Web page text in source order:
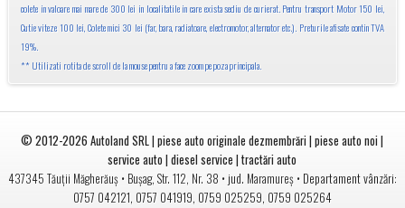
colete in valoare mai mare de 300 lei in localitatile in care exista sediu de curierat. Pentru transport Motor 150 lei,
Cutie viteze 100 lei, Colete mici 30 lei (far, bara, radiatoare, electromotor, alternator etc.). Preturile afisate contin TVA
19%.
** Utilizati rotita de scroll de la mouse pentru a face zoom pe poza principala.
© 2012-2026Autoland SRL | piese auto originale dezmembrări | piese auto noi |
service auto | diesel service | tractări auto
437345 Tăuții Măgherăuș• Bușag, Str. 112, Nr. 38 • jud. Maramureș • Departament vânzări:
0757 042121, 0757 041919, 0759 025259, 0759 025264